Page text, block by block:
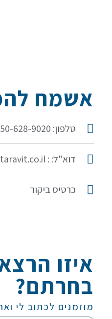
איזו
בחרתם?
מוזמנים לכתוב לי
אשמח
טלפון: 050-628-9020
דוא"ל: : idit@iditaravit.co.il
כרטיס ביקור